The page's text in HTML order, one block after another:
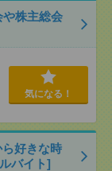
や株主総会
気になる！
好きな時
バイト]